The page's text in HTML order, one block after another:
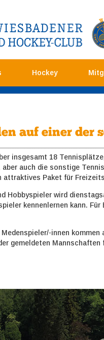
Hockey
auf einer der
insgesamt 18
auch die sonstige
attraktives Paket für
Hobbyspieler wird
kennenlernen kann.
innen
gemeldeten Mannschaften